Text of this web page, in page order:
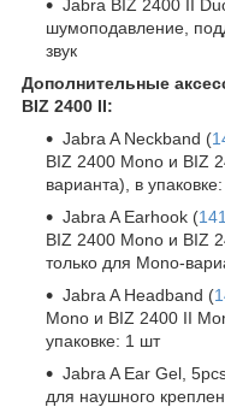
Jabra BIZ 2400 II
шумоподавление,
звук
Дополнительные
BIZ 2400 II:
Jabra A Neckband (
BIZ 2400 Mono и BIZ
варианта), в
Jabra A Earhook (
BIZ 2400 Mono и BIZ
только для Mono-
Jabra A Headband (
Mono и BIZ 2400 II
упаковке: 1 шт
Jabra A Ear Gel,
для наушного